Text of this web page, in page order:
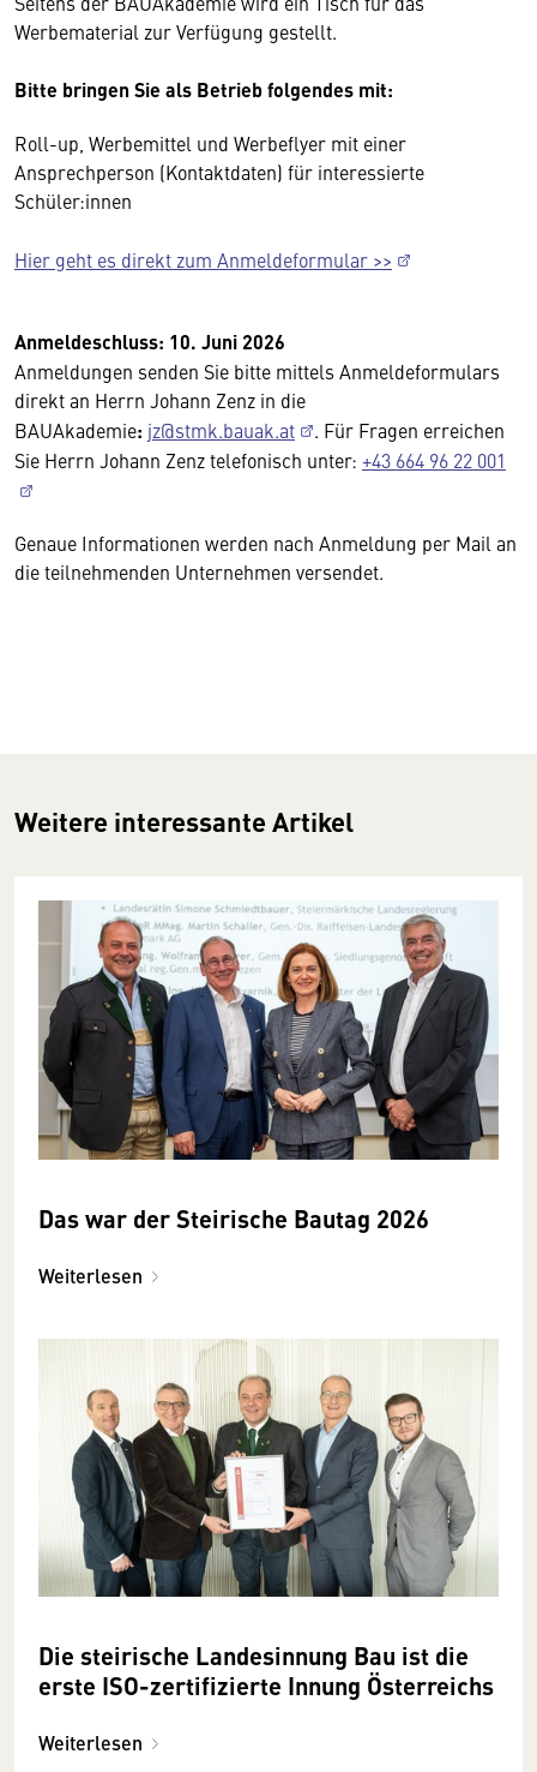
Werbematerial zur Verfügung gestellt.
Bitte bringen Sie als Betrieb folgendes mit:
Roll-up, Werbemittel und Werbeflyer mit einer
Ansprechperson (Kontaktdaten) für interessierte
Schüler:innen
Hier geht es direkt zum Anmeldeformular >>
Anmeldeschluss: 10. Juni 2026
Anmeldungen senden Sie bitte mittels Anmeldeformulars
direkt an Herrn Johann Zenz in die
BAUAkademie: jz@stmk.bauak.at
. Für Fragen erreichen
Sie Herrn Johann Zenz telefonisch unter: +43 664 96 22 001
Genaue Informationen werden nach Anmeldung per Mail an
die teilnehmenden Unternehmen versendet.
Weitere interessante Artikel
Das war der Steirische Bautag 2026
Weiterlesen
Die steirische Landesinnung Bau ist die
erste ISO-zertifizierte Innung Österreichs
Weiterlesen